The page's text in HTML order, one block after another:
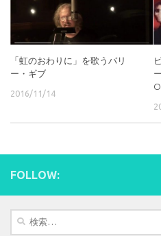
「虹のおわりに」を歌うバリ
ー・ギブ
2016/11/14
FOLLOW: